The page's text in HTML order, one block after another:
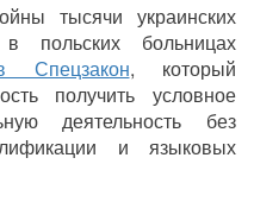
тысячи украинских
польских больницах
Спецзакон, который
получить условное
деятельность без
и языковых